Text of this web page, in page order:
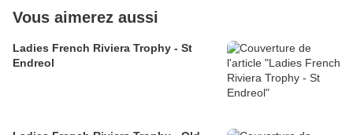
Vous aimerez aussi
Ladies French Riviera Trophy - St
Endreol